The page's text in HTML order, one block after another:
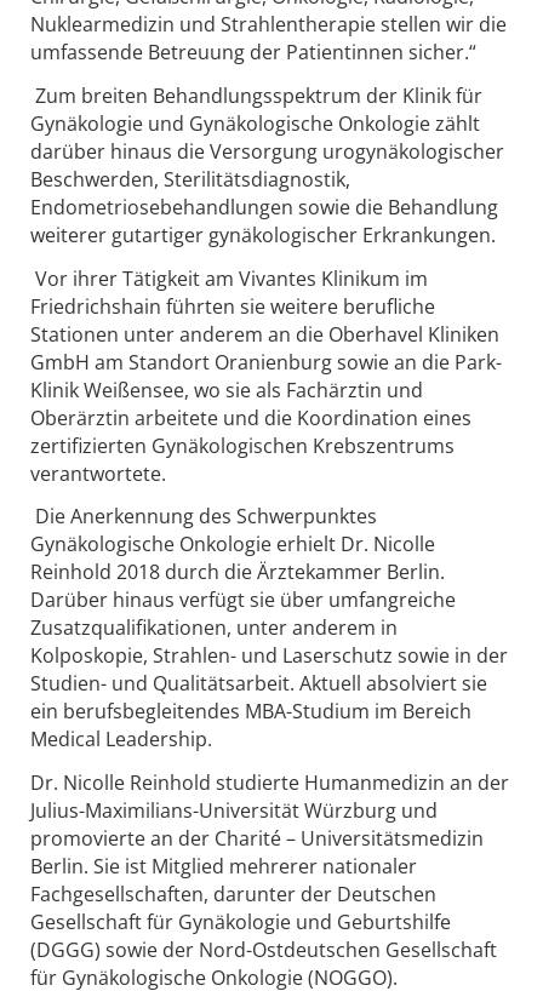
Nuklearmedizin und Strahlentherapie stellen wir die
umfassende Betreuung der Patientinnen sicher.“
Zum breiten Behandlungsspektrum der Klinik für
Gynäkologie und Gynäkologische Onkologie zählt
darüber hinaus die Versorgung urogynäkologischer
Beschwerden, Sterilitätsdiagnostik,
Endometriosebehandlungen sowie die Behandlung
weiterer gutartiger gynäkologischer Erkrankungen.
Vor ihrer Tätigkeit am Vivantes Klinikum im
Friedrichshain führten sie weitere berufliche
Stationen unter anderem an die Oberhavel Kliniken
GmbH am Standort Oranienburg sowie an die Park-
Klinik Weißensee, wo sie als Fachärztin und
Oberärztin arbeitete und die Koordination eines
zertifizierten Gynäkologischen Krebszentrums
verantwortete.
Die Anerkennung des Schwerpunktes
Gynäkologische Onkologie erhielt Dr. Nicolle
Reinhold 2018 durch die Ärztekammer Berlin.
Darüber hinaus verfügt sie über umfangreiche
Zusatzqualifikationen, unter anderem in
Kolposkopie, Strahlen- und Laserschutz sowie in der
Studien- und Qualitätsarbeit. Aktuell absolviert sie
ein berufsbegleitendes MBA-Studium im Bereich
Medical Leadership.
Dr. Nicolle Reinhold studierte Humanmedizin an der
Julius-Maximilians-Universität Würzburg und
promovierte an der Charité – Universitätsmedizin
Berlin. Sie ist Mitglied mehrerer nationaler
Fachgesellschaften, darunter der Deutschen
Gesellschaft für Gynäkologie und Geburtshilfe
(DGGG) sowie der Nord-Ostdeutschen Gesellschaft
für Gynäkologische Onkologie (NOGGO).